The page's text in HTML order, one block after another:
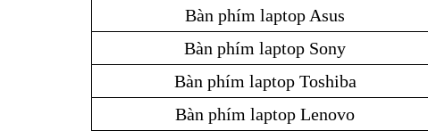
Bàn phím laptop Asus
Bàn phím laptop Sony
Bàn phím laptop Toshiba
Bàn phím laptop Lenovo